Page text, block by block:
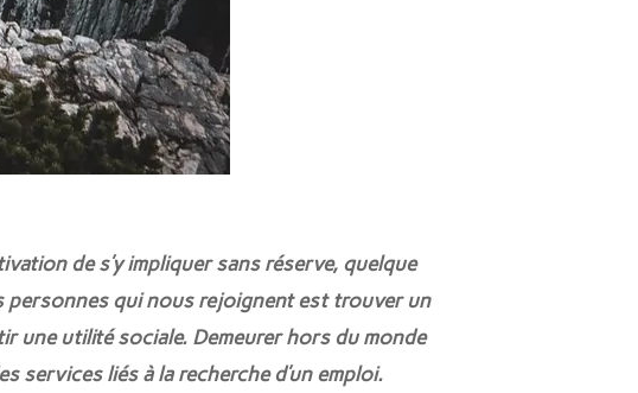
de s’y impliquer sans réserve, quelque
personnes qui nous rejoignent est trouver un
une utilité sociale. Demeurer hors du monde
services liés à la recherche d’un emploi.